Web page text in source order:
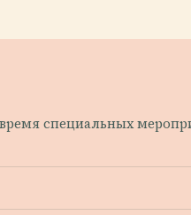
специальных